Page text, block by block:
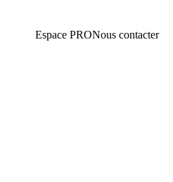
Espace PRONous contacter